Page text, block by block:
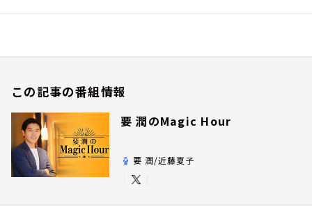
この記事の番組情報
要 潤のMagic Hour
要 潤/近藤夏子